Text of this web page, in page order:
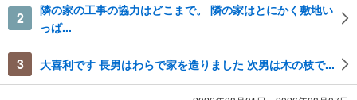
2
隣の家の工事の協力はどこまで。 隣の家はとにかく敷地い
っぱ...
3 大喜利です 長男はわらで家を造りました 次男は木の枝で...